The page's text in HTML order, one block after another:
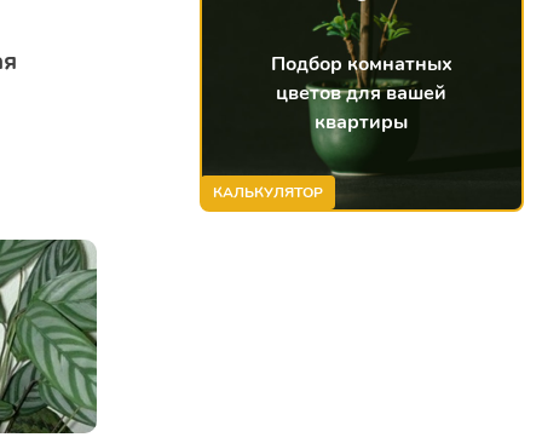
Подбор комнатных
цветов для вашей
квартиры
КАЛЬКУЛЯТОР